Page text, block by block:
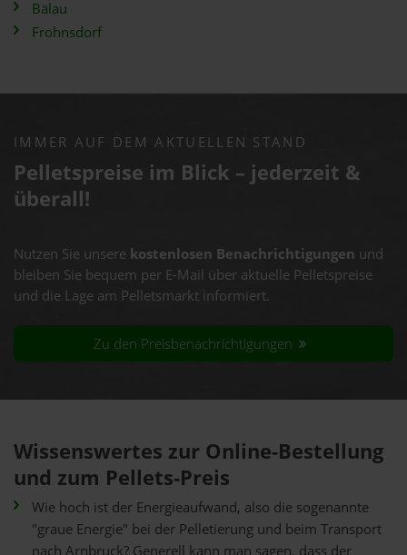
Bälau
Frohnsdorf
IMMER AUF DEM AKTUELLEN STAND
Pelletspreise im Blick – jederzeit &
überall!
Nutzen Sie unsere kostenlosen Benachrichtigungen und
bleiben Sie bequem per E-Mail über aktuelle Pelletspreise
und die Lage am Pelletsmarkt informiert.
Zu den Preisbenachrichtigungen
Wissenswertes zur Online-Bestellung
und zum Pellets-Preis
Wie hoch ist der Energieaufwand, also die sogenannte
"graue Energie" bei der Pelletierung und beim Transport
nach Arnbruck? Generell kann man sagen, dass der